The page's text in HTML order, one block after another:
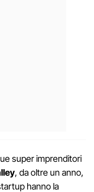
super imprenditori
, da oltre un anno,
hanno la